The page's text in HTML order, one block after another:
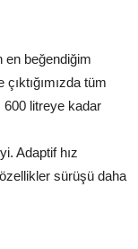
en beğendiğim
tüm
600 litreye kadar
Adaptif hız
sürüşü daha